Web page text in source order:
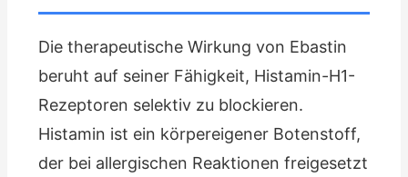
Die therapeutische Wirkung von Ebastin
beruht auf seiner Fähigkeit, Histamin-H1-
Rezeptoren selektiv zu blockieren.
Histamin ist ein körpereigener Botenstoff,
der bei allergischen Reaktionen freigesetzt